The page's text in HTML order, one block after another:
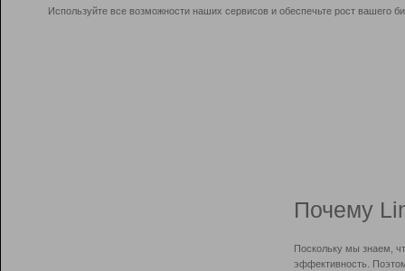
Используйте все возможности наших сервисов и обеспечьте рост вашего
Почему
Поскольку мы знаем,
эффективность.